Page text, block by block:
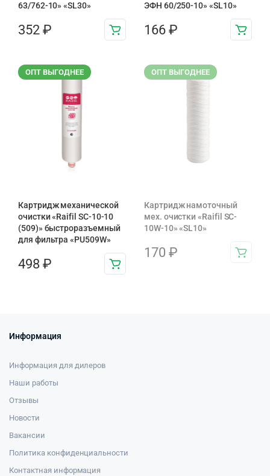
63/762-10» «SL30»
352 ₽
ЭФН 60/250-10» «SL10»
166 ₽
ОПТ ВЫГОДНЕЕ
Картридж механической
очистки «Raifil SC-10-10
(509)» быстроразъемный
для фильтра «PU509W»
498 ₽
ОПТ ВЫГОДНЕЕ
Картридж намоточный
мех. очистки «Raifil SC-
10W-10» «SL10»
170 ₽
Информация
Информация для дилеров
Наши работы
Отзывы
Новости
Вакансии
Политика конфиденциальности
Контактная информация